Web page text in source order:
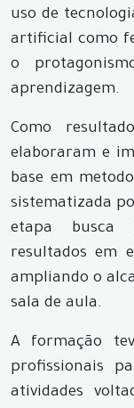
uso de
artificial como
o
aprendizagem.
Como
elaboraram e
base em
sistematizada
etapa busca
resultados em
ampliando o
sala de aula.
A formação
profissionais
atividades